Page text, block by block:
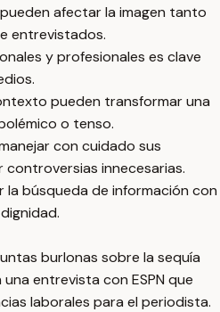
afectar la imagen tanto
entrevistados.
y profesionales es clave
pueden transformar una
o tenso.
con cuidado sus
innecesarias.
la búsqueda de información con
burlonas sobre la sequía
entrevista con ESPN que
laborales para el periodista.